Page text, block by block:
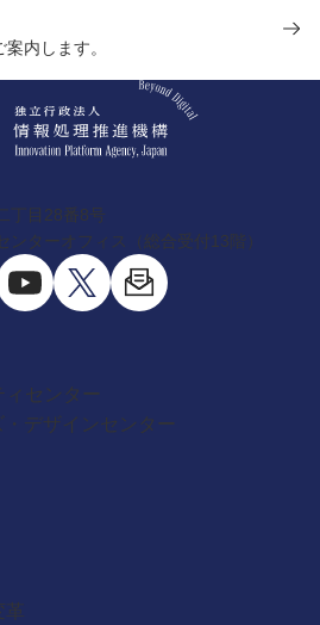
内します。
丁目28番8号
ンターオフィス（総合受付13階）
センター
デザインセンター
革